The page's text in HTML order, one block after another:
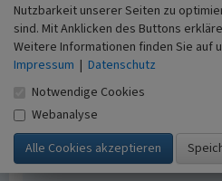
Bödingen hinaufführen sowie
Weinbaurelikte als Zeugen
Bodennutzung.
(Karin Herzfeld, Rheinisches
aus: Mainzer (Hrsg.) 1996)
Literatur
Nutzbarkeit unserer Seiten zu
sind. Mit Anklicken des Buttons
Weitere Informationen finden Sie auf
Impressum | Datenschutz
Notwendige Cookies
Webanalyse